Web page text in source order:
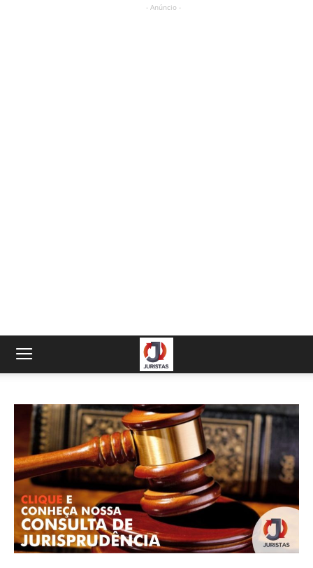
- Anúncio -